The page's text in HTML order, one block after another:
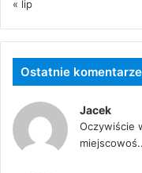
« lip
Ostatnie komentarze
Jacek
Oczywiście